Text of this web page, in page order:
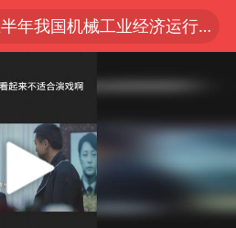
上半年我国机械工业经济运行稳中有进
白海豚加强
广东雷州通报特教老师招聘违规事件
部回应日本试射“战斧”导弹
秋的第一杯奶茶”又爆单了